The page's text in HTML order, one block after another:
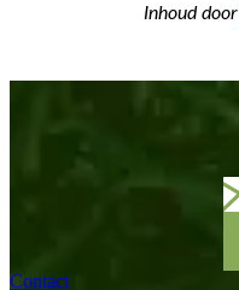
Inhoud door
Contact